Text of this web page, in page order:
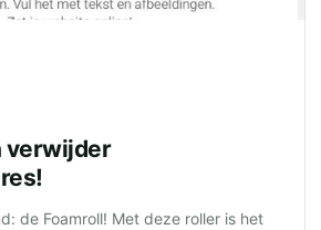
verwijder
de Foamroll! Met deze roller is het